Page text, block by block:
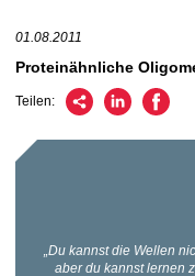
01.08.2011
Proteinähnliche
Teilen: